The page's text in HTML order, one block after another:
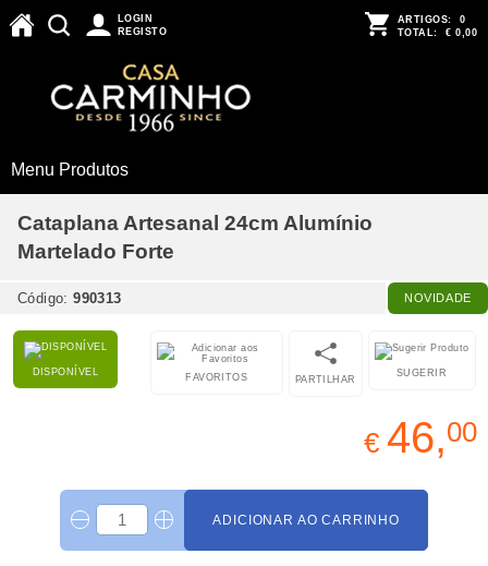
LOGIN
REGISTO
ARTIGOS: 0
TOTAL: € 0,00
Menu Produtos
Cataplana Artesanal 24cm Alumínio
Martelado Forte
Código:990313 NOVIDADE
DISPONÍVEL SUGERIR
PARTILHAR
FAVORITOS
€ 46,00
ADICIONAR AO CARRINHO